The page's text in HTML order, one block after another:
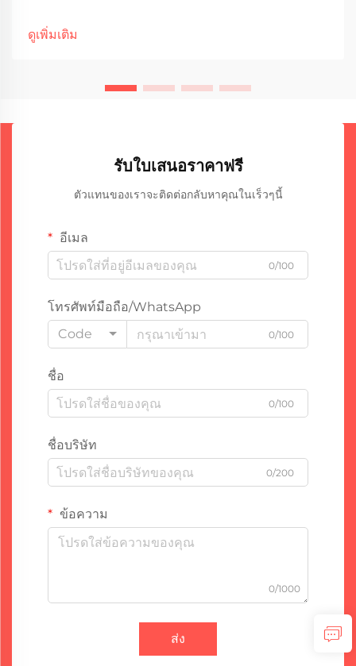
เพราะประกายไฟและรังสีอัลตราไวโอเลตที่เกิดขึ้นสามารถก่อ
ให้เกิดอันตรายได้ แว่นตาหรือหน้ากากป้องกันไม่ใช่แค่คำ
ดูเพิ่มเติม
รับใบเสนอราคาฟรี
ตัวแทนของเราจะติดต่อกลับหาคุณในเร็วๆนี้
อีเมล
0/100
โทรศัพท์มือถือ/WhatsApp
Code
0/100
ชื่อ
0/100
ชื่อบริษัท
0/200
ข้อความ
0/1000
ส่ง